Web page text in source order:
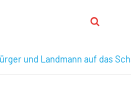
und Landmann auf das